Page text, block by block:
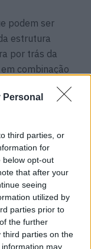
Personal
third parties, or
for
below opt-out
that after your
seeing
utilized by
parties prior to
the further
third parties on the
information may
podem ser
estrutura
por trás da
combinação
até 1000
≥ 3 900 mm
espaço
o que é
soluções
Hendrickson em
Reino Unido.
serão